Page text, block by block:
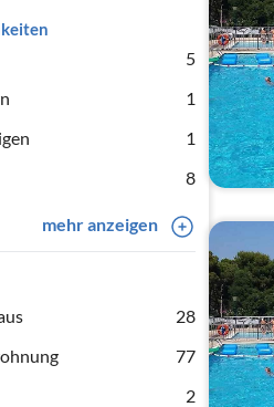
5
1
1
8
mehr anzeigen
28
77
2